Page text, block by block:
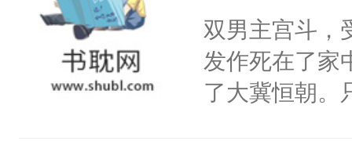
莲花可不止有
点脑袋，看着
常见问题一：
教科书版：“
双男主宫斗，
发作死在了家
了大冀恒朝。